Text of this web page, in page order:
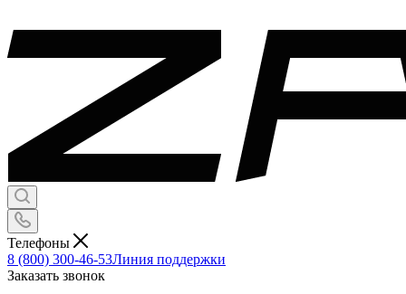
Телефоны
8 (800) 300-46-53Линия поддержки
Заказать звонок